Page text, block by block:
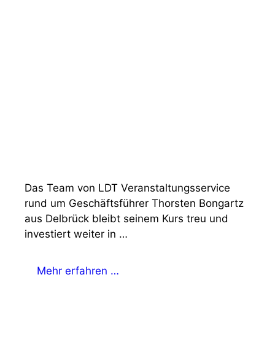
Das Team von LDT Veranstaltungsservice
rund um Geschäftsführer Thorsten Bongartz
aus Delbrück bleibt seinem Kurs treu und
investiert weiter in …
Mehr erfahren …